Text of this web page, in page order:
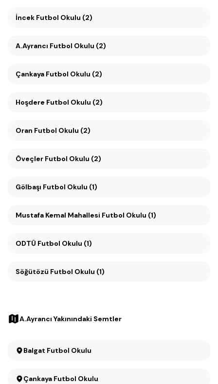
İncek Futbol Okulu (2)
A.Ayrancı Futbol Okulu (2)
Çankaya Futbol Okulu (2)
Hoşdere Futbol Okulu (2)
Oran Futbol Okulu (2)
Öveçler Futbol Okulu (2)
Gölbaşı Futbol Okulu (1)
Mustafa Kemal Mahallesi Futbol Okulu (1)
ODTÜ Futbol Okulu (1)
Söğütözü Futbol Okulu (1)
A.Ayrancı Yakınındaki Semtler
Balgat Futbol Okulu
Çankaya Futbol Okulu